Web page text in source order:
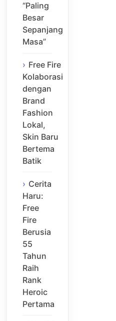
“Paling
Besar
Sepanjang
Masa”
Free Fire
Kolaborasi
dengan
Brand
Fashion
Lokal,
Skin Baru
Bertema
Batik
Cerita
Haru:
Free
Fire
Berusia
55
Tahun
Raih
Rank
Heroic
Pertama